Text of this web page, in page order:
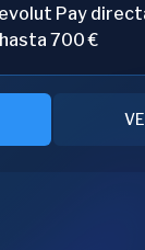
Pay
700 €